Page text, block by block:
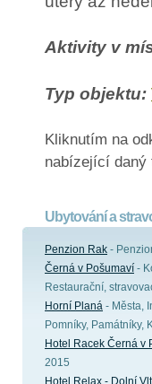
Aktivity v
Typ objektu:
Kliknutím na
nabízející daný
Ubytování a
Penzion Rak -
Černá v Pošumaví -
Restaurační,
Horní Planá - Města,
Pomníky, Památníky,
Hotel Racek Černá v
2015
Hotel Relax - Dolní